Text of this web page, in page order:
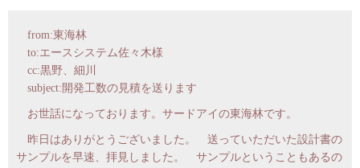
from:東海林
to:エースシステム佐々木様
cc:黒野、細川
subject:開発工数の見積を送ります
お世話になっております。サードアイの東海林です。
昨日はありがとうございました。 送っていただいた設計書の
サンプルを早速、拝見しました。 サンプルということもあるの